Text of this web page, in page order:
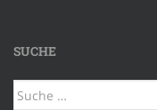
SUCHE
Suche